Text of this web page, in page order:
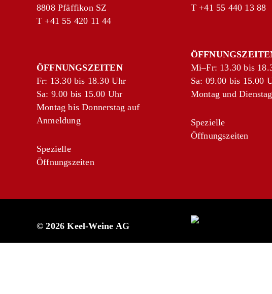
8808 Pfäffikon SZ
T +41 55 420 11 44
ÖFFNUNGSZEITEN
Fr: 13.30 bis 18.30 Uhr
Sa: 9.00 bis 15.00 Uhr
Montag bis Donnerstag auf
Anmeldung
Spezielle
Öffnungszeiten
T +41 55 440 13 88
Mi–Fr: 13.30 bis
Sa: 09.00 bis 15.00
Montag und
Spezielle
Öffnungszeiten
© 2026 Keel-Weine AG